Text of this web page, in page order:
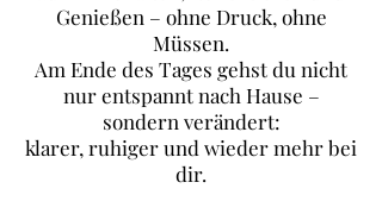
Genießen – ohne Druck, ohne
Müssen.
Am Ende des Tages gehst du nicht
nur entspannt nach Hause –
sondern verändert:
klarer, ruhiger und wieder mehr bei
dir.